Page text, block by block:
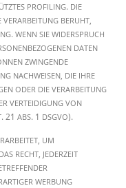
PROFILING. DIE
VERARBEITUNG BERUHT,
. WENN SIE WIDERSPRUCH
DATEN
ZWINGENDE
NACHWEISEN, DIE IHRE
ODER DIE VERARBEITUNG
VERTEIDIGUNG VON
. 21 ABS. 1 DSGVO).
, UM
DAS RECHT, JEDERZEIT
WERBUNG